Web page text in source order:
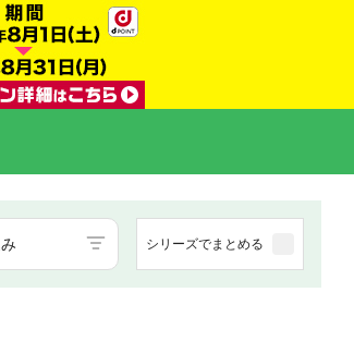
シリーズでまとめる